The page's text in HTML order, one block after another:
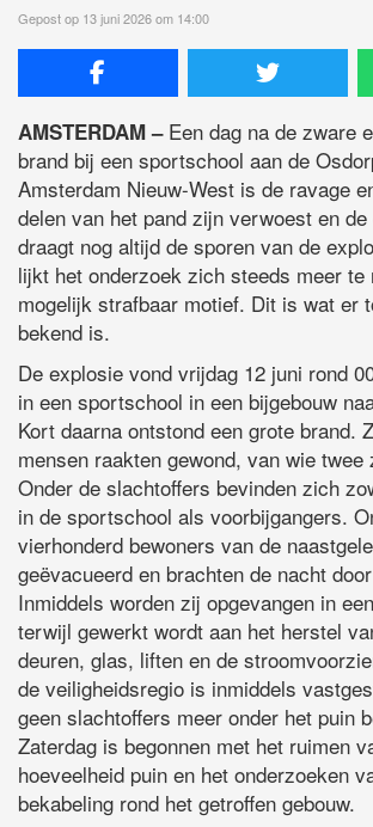
Gepost op 13 juni 2026 om 14:00
AMSTERDAM –Een dag na de zware
brand bij een sportschool aan de
Amsterdam Nieuw-West is de ravage
delen van het pand zijn verwoest en
draagt nog altijd de sporen van de
lijkt het onderzoek zich steeds meer te
mogelijk strafbaar motief. Dit is wat er
bekend is.
De explosie vond vrijdag 12 juni rond
in een sportschool in een bijgebouw
Kort daarna ontstond een grote brand.
mensen raakten gewond, van wie twee
Onder de slachtoffers bevinden zich
in de sportschool als voorbijgangers.
vierhonderd bewoners van de
geëvacueerd en brachten de nacht
Inmiddels worden zij opgevangen in
terwijl gewerkt wordt aan het herstel
deuren, glas, liften en de
de veiligheidsregio is inmiddels
geen slachtoffers meer onder het puin
Zaterdag is begonnen met het ruimen
hoeveelheid puin en het onderzoeken
bekabeling rond het getroffen gebouw.